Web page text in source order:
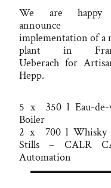
We are
announce
implementation of a
plant in
Ueberach for
Hepp.
5 x 350 l Eau-de-
Boiler
2 x 700 l Whisky
Stills – CALR
Automation